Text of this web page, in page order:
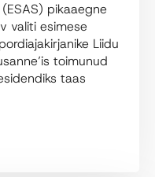
pikaaegne
valiti esimese
Liidu
toimunud
taas